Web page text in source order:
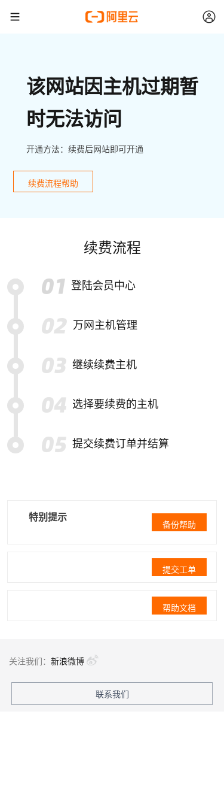
该网站因主机过期暂
时无法访问
开通方法：续费后网站即可开通
续费流程帮助
续费流程
登陆会员中心
万网主机管理
继续续费主机
选择要续费的主机
提交续费订单并结算
特别提示
备份帮助
提交工单
帮助文档